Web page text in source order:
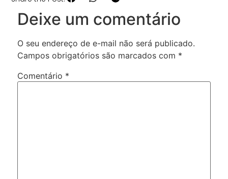
Deixe um comentário
O seu endereço de e-mail não será publicado.
Campos obrigatórios são marcados com *
Comentário *